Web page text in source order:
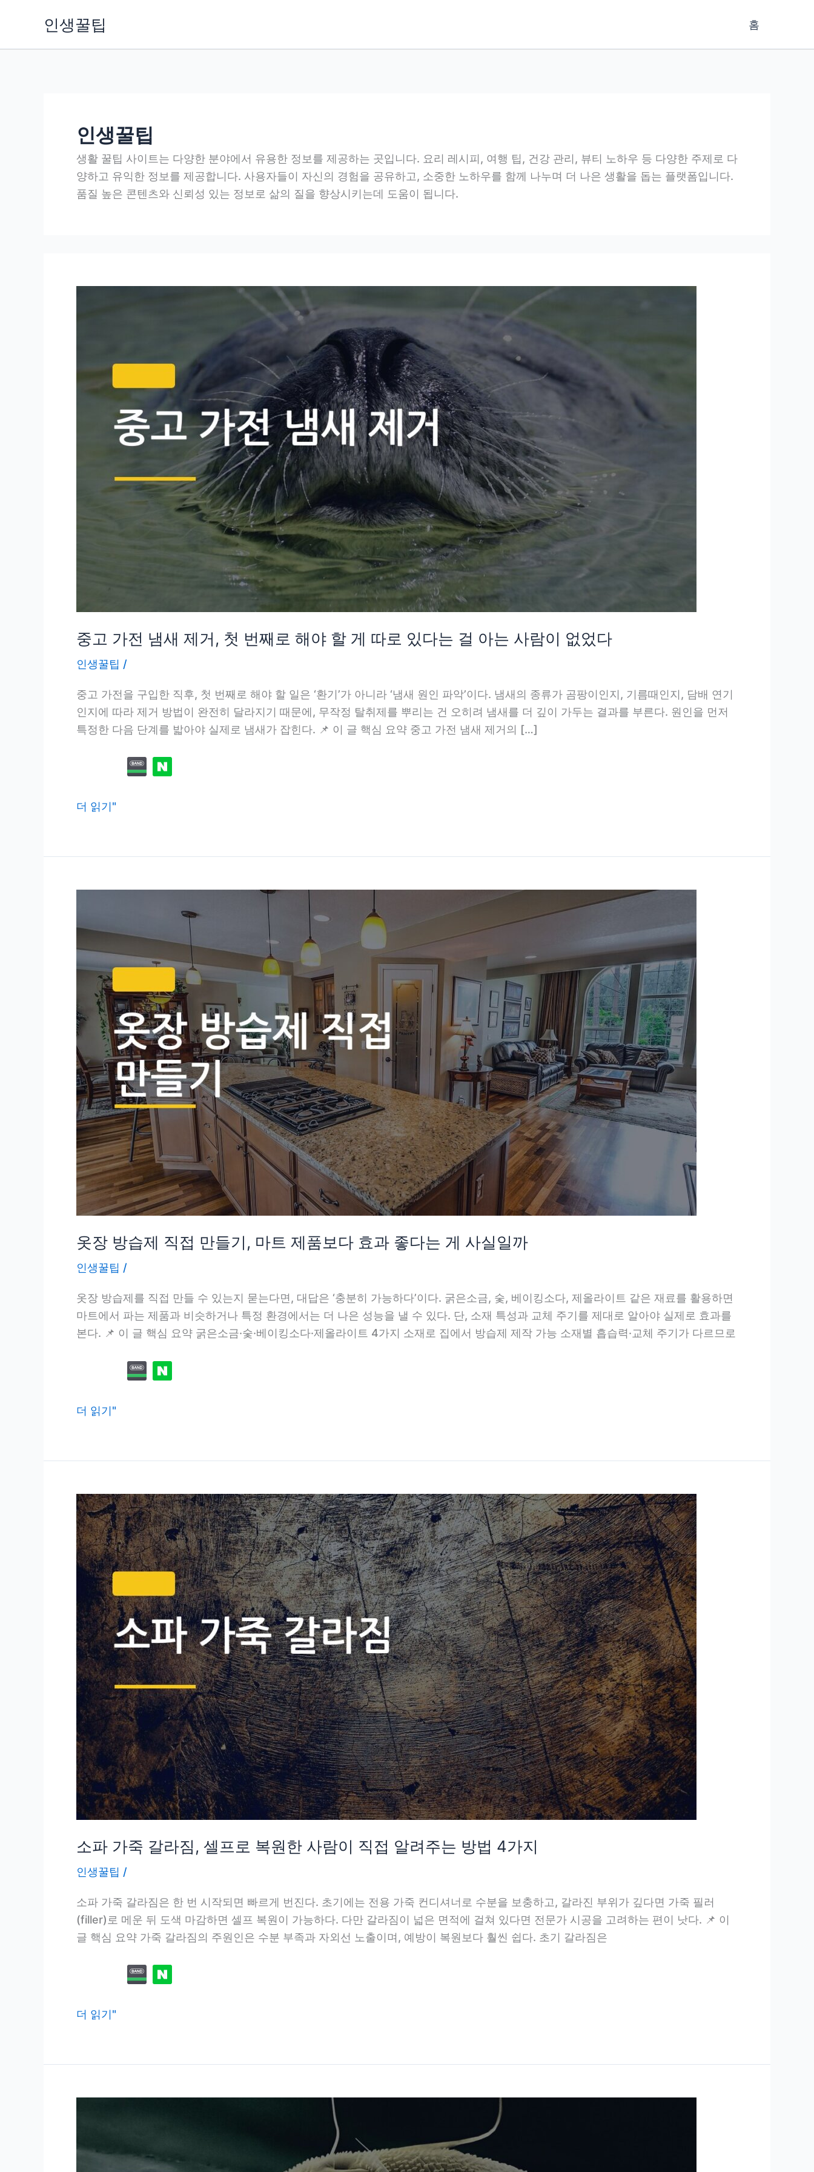
인생꿀팁 홈
인생꿀팁
생활 꿀팁 사이트는 다양한 분야에서 유용한 정보를 제공하는 곳입니다. 요리 레시피, 여행 팁, 건강 관리, 뷰티 노하우 등 다양한 주제로 다
양하고 유익한 정보를 제공합니다. 사용자들이 자신의 경험을 공유하고, 소중한 노하우를 함께 나누며 더 나은 생활을 돕는 플랫폼입니다.
품질 높은 콘텐츠와 신뢰성 있는 정보로 삶의 질을 향상시키는데 도움이 됩니다.
중고 가전 냄새 제거, 첫 번째로 해야 할 게 따로 있다는 걸 아는 사람이 없었다
인생꿀팁 /
중고 가전을 구입한 직후, 첫 번째로 해야 할 일은 ‘환기’가 아니라 ‘냄새 원인 파악’이다. 냄새의 종류가 곰팡이인지, 기름때인지, 담배 연기
인지에 따라 제거 방법이 완전히 달라지기 때문에, 무작정 탈취제를 뿌리는 건 오히려 냄새를 더 깊이 가두는 결과를 부른다. 원인을 먼저
특정한 다음 단계를 밟아야 실제로 냄새가 잡힌다. 📌 이 글 핵심 요약 중고 가전 냄새 제거의 […]
중
전
새
거,
첫
번
해
야
할
게
따
로
있
다
는
걸
아
람
이
었
다
더 읽기"
옷장 방습제 직접 만들기, 마트 제품보다 효과 좋다는 게 사실일까
인생꿀팁 /
옷장 방습제를 직접 만들 수 있는지 묻는다면, 대답은 ‘충분히 가능하다’이다. 굵은소금, 숯, 베이킹소다, 제올라이트 같은 재료를 활용하면
마트에서 파는 제품과 비슷하거나 특정 환경에서는 더 나은 성능을 낼 수 있다. 단, 소재 특성과 교체 주기를 제대로 알아야 실제로 효과를
본다. 📌 이 글 핵심 요약 굵은소금·숯·베이킹소다·제올라이트 4가지 소재로 집에서 방습제 제작 가능 소재별 흡습력·교체 주기가 다르므로
옷
습
직
접
만
들
기,
트
제
품
보
다
효
과
좋
다
는
게
사
실
까
더 읽기"
소파 가죽 갈라짐, 셀프로 복원한 사람이 직접 알려주는 방법 4가지
인생꿀팁 /
소파 가죽 갈라짐은 한 번 시작되면 빠르게 번진다. 초기에는 전용 가죽 컨디셔너로 수분을 보충하고, 갈라진 부위가 깊다면 가죽 필러
(filler)로 메운 뒤 도색 마감하면 셀프 복원이 가능하다. 다만 갈라짐이 넓은 면적에 걸쳐 있다면 전문가 시공을 고려하는 편이 낫다. 📌 이
글 핵심 요약 가죽 갈라짐의 주원인은 수분 부족과 자외선 노출이며, 예방이 복원보다 훨씬 쉽다. 초기 갈라짐은
소
죽
라
더 읽기"